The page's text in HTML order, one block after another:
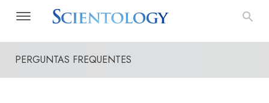
PERGUNTAS FREQUENTES